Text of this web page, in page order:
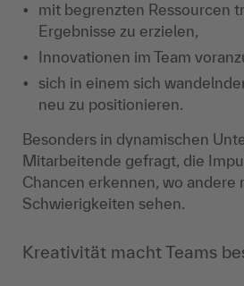
mit begrenzten Ressourcen
Ergebnisse zu erzielen,
Innovationen im Team
sich in einem sich
neu zu positionieren.
Besonders in dynamischen
Mitarbeitende gefragt, die
Chancen erkennen, wo andere
Schwierigkeiten sehen.
Kreativität macht Teams